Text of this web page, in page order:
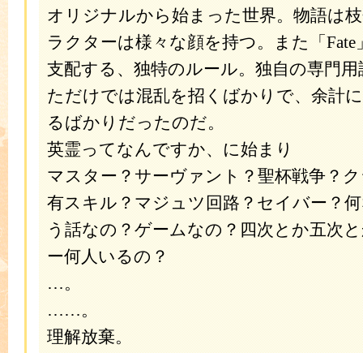
オリジナルから始まった世界。物語は
ラクターは様々な顔を持つ。また「
支配する、独特のルール。独自の専門
ただけでは混乱を招くばかりで、余計
るばかりだったのだ。
英霊ってなんですか、に始まり
マスター？サーヴァント？聖杯戦争？
有スキル？マジュツ回路？セイバー？
う話なの？ゲームなの？四次とか五次
ー何人いるの？
…。
……。
理解放棄。